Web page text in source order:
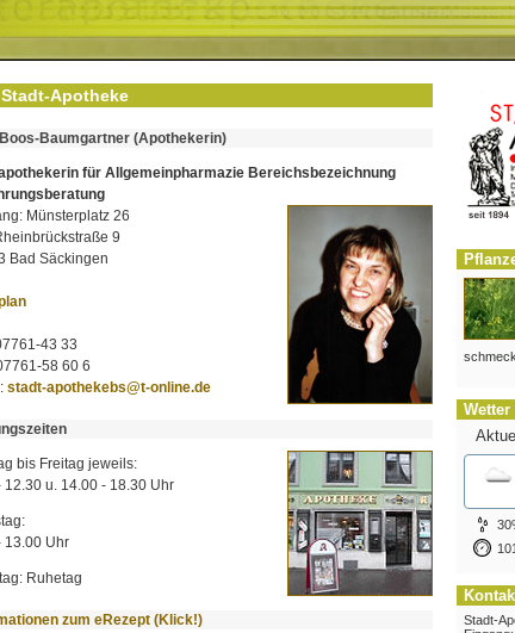
Apotheke
Baumgartner (Apothekerin)
für Allgemeinpharmazie Bereichsbezeichnung
Münsterplatz 26
9
Bad Säckingen
43 33
58 60 6
stadt-apothekebs@t-online.de
bis Freitag jeweils:
12.30 u. 14.00 - 18.30 Uhr
13.00 Uhr
Ruhetag
zum eRezept (Klick!)
Wetter
Stadt-